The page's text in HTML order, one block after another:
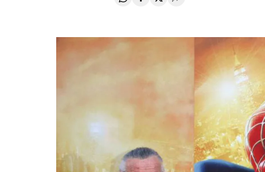
Compartir en Whatsapp
Compartir en Facebook
Compartir en Twitter
Desplegar Redes